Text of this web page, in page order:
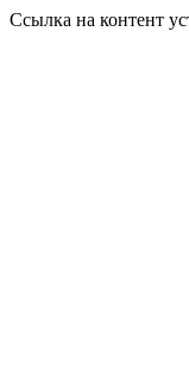
Ссылка на контент